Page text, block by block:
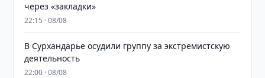
через «закладки»
22:15 · 08/08
В Сурхандарье осудили группу за экстремистскую
деятельность
22:00 · 08/08